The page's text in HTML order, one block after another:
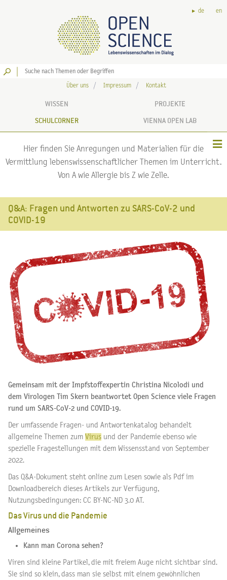
de en
Über uns Impressum Kontakt
WISSEN PROJEKTE
SCHULCORNER VIENNA OPEN LAB
Hier finden Sie Anregungen und Materialien für die
Vermittlung lebenswissenschaftlicher Themen im Unterricht.
Von A wie Allergie bis Z wie Zelle.
Q&A: Fragen und Antworten zu SARS-CoV-2 und
COVID-19
Gemeinsam mit der Impfstoffexpertin Christina Nicolodi und
dem Virologen Tim Skern beantwortet Open Science viele Fragen
rund um SARS-CoV-2 und COVID-19.
Der umfassende Fragen- und Antwortenkatalog behandelt
allgemeine Themen zum Virus und der Pandemie ebenso wie
spezielle Fragestellungen mit dem Wissensstand von September
2022.
Das Q&A-Dokument steht online zum Lesen sowie als Pdf im
Downloadbereich dieses Artikels zur Verfügung,
Nutzungsbedingungen: CC BY-NC-ND 3.0 AT.
Das Virus und die Pandemie
Allgemeines
Kann man Corona sehen?
Viren sind kleine Partikel, die mit freiem Auge nicht sichtbar sind.
Sie sind so klein, dass man sie selbst mit einem gewöhnlichen